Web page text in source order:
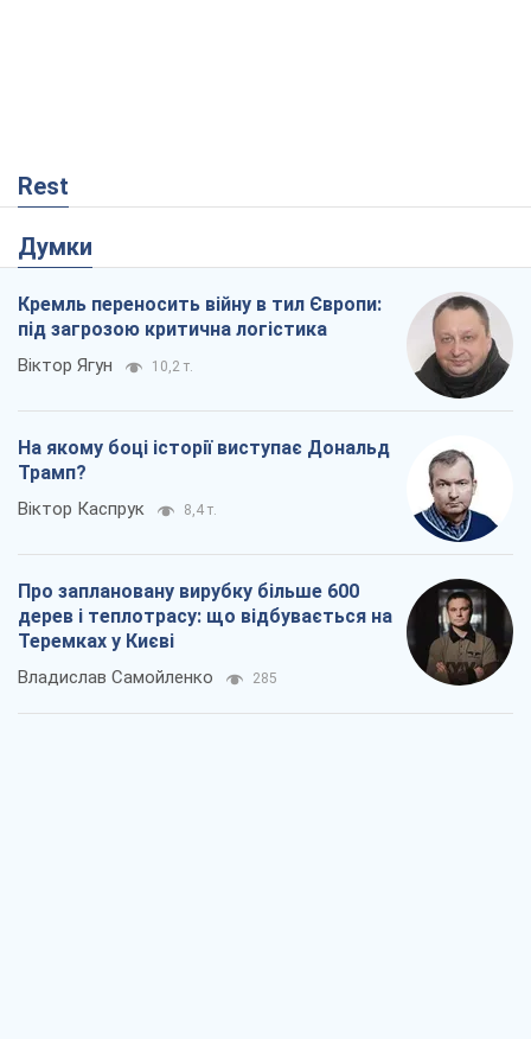
Rest
Думки
Кремль переносить війну в тил Європи:
під загрозою критична логістика
Віктор Ягун 10,2 т.
На якому боці історії виступає Дональд
Трамп?
Віктор Каспрук 8,4 т.
Про заплановану вирубку більше 600
дерев і теплотрасу: що відбувається на
Теремках у Києві
Владислав Самойленко 285